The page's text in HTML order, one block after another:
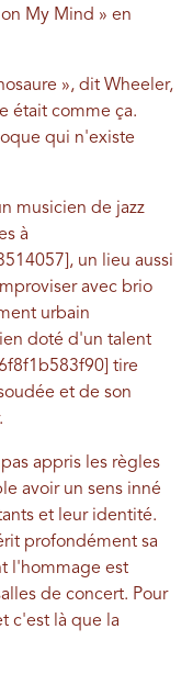
My Mind » en
», dit Wheeler,
était comme ça.
qui n'existe
musicien de jazz
à
un lieu aussi
avec brio
urbain
doté d'un talent
tire
et de son
appris les règles
avoir un sens inné
et leur identité.
profondément sa
l'hommage est
de concert. Pour
c'est là que la